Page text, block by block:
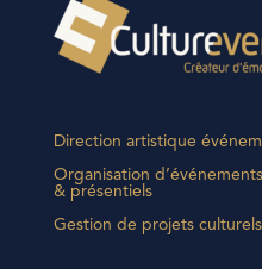
Direction artistique
Organisation
& présentiels
Gestion de projets culturels